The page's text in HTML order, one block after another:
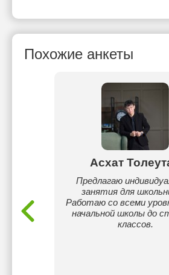
Похожие анкеты
Асхат
Предлагаю
занятия для
Работаю со всеми
начальной школы до
классов.